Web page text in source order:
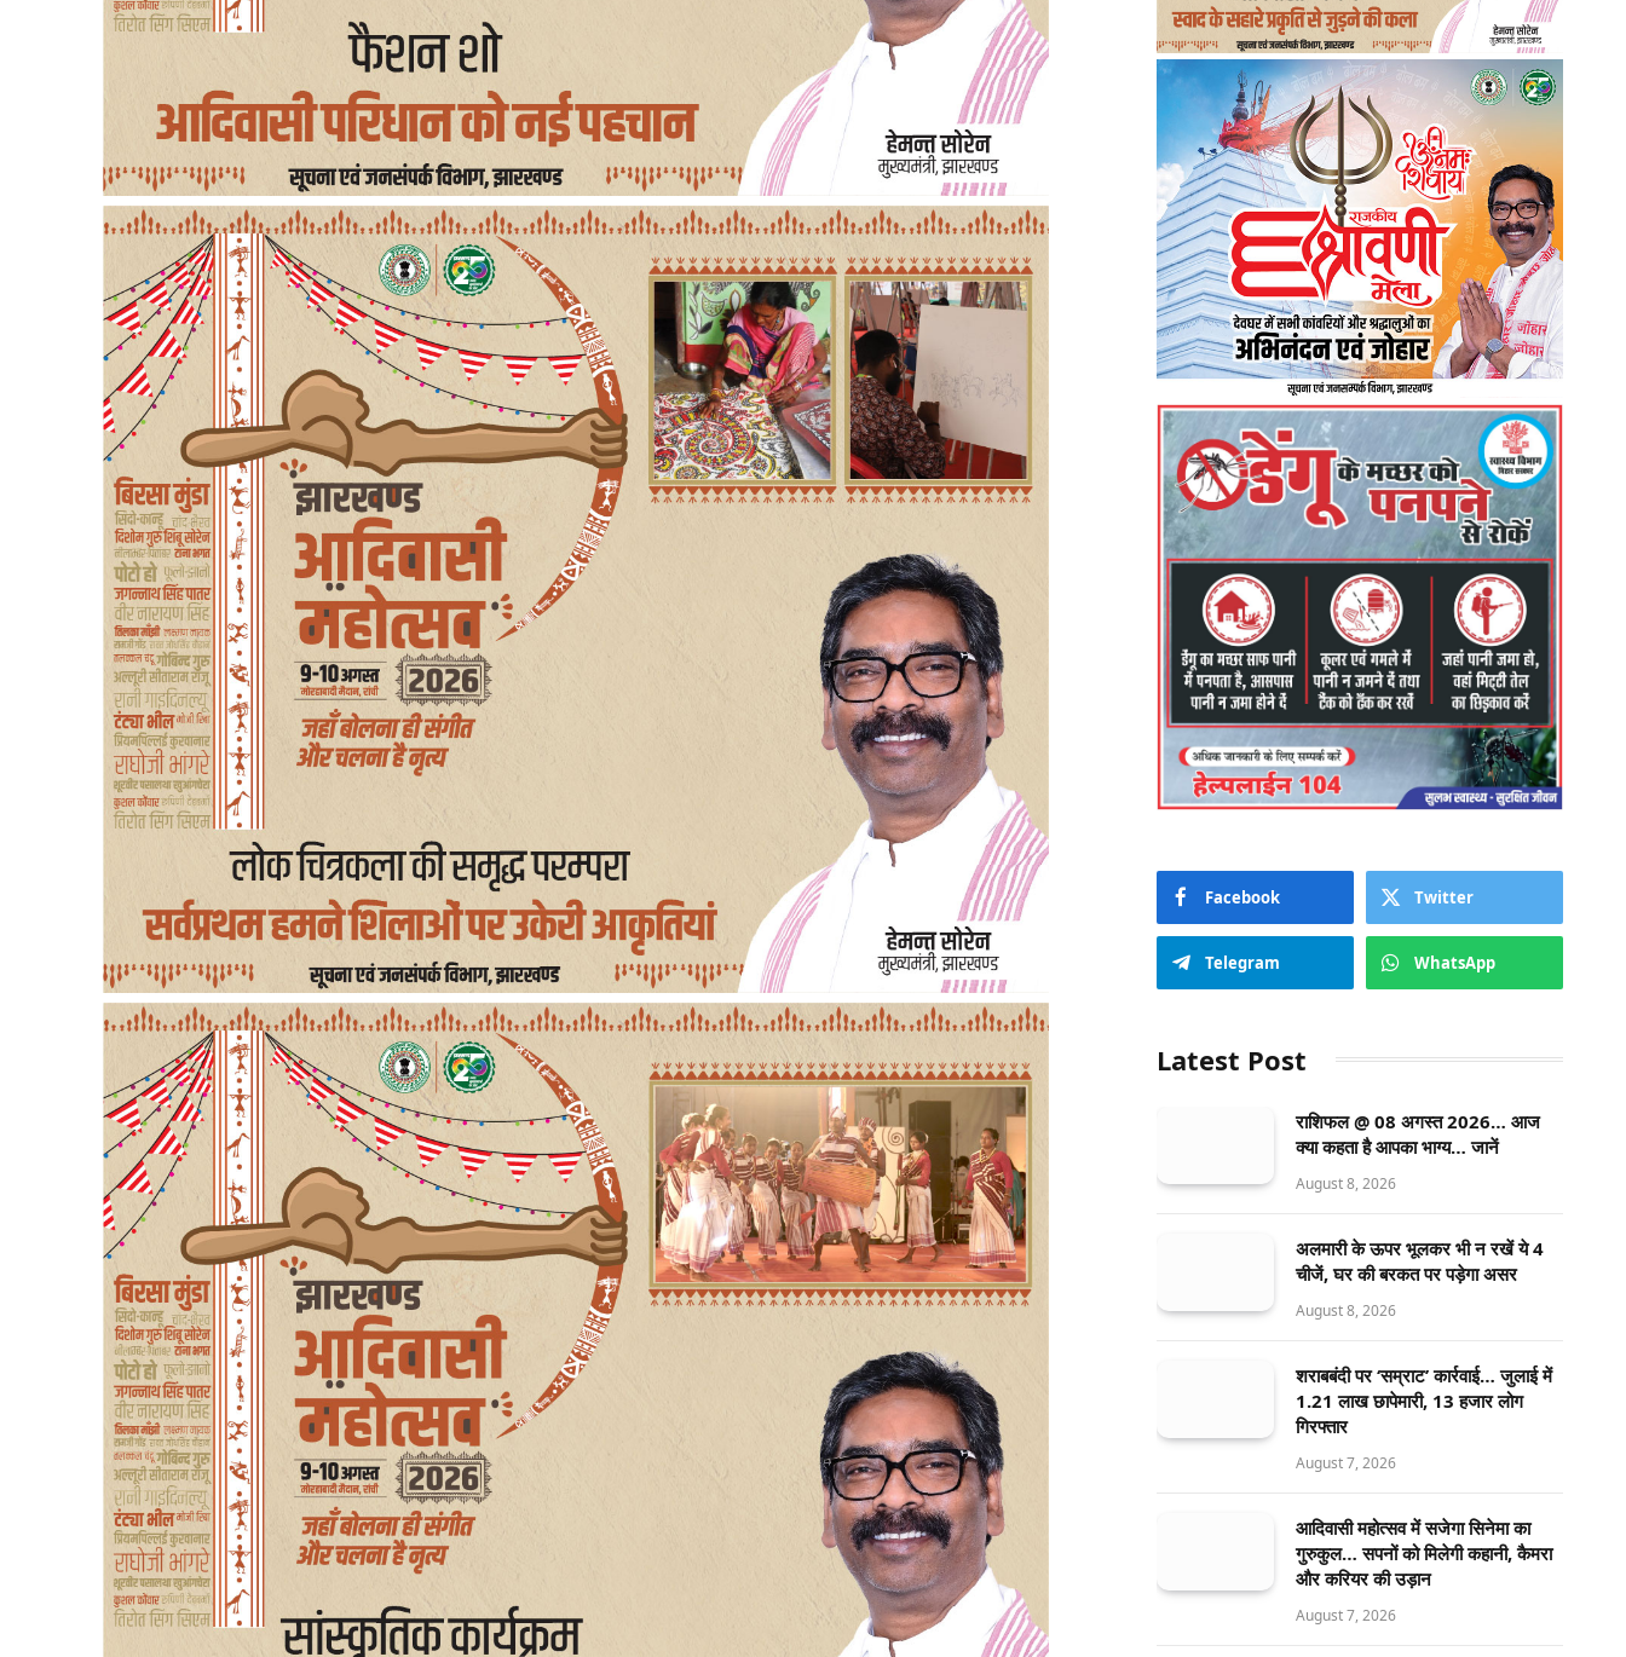
Facebook Twitter
Telegram WhatsApp
Latest Post
राशिफल @ 08 अगस्त 2026… आज
क्या कहता है आपका भाग्य… जानें
August 8, 2026
अलमारी के ऊपर भूलकर भी न रखें ये 4
चीजें, घर की बरकत पर पड़ेगा असर
August 8, 2026
शराबबंदी पर ‘सम्राट’ कार्रवाई… जुलाई में
1.21 लाख छापेमारी, 13 हजार लोग
गिरफ्तार
August 7, 2026
आदिवासी महोत्सव में सजेगा सिनेमा का
गुरुकुल… सपनों को मिलेगी कहानी, कैमरा
और करियर की उड़ान
August 7, 2026